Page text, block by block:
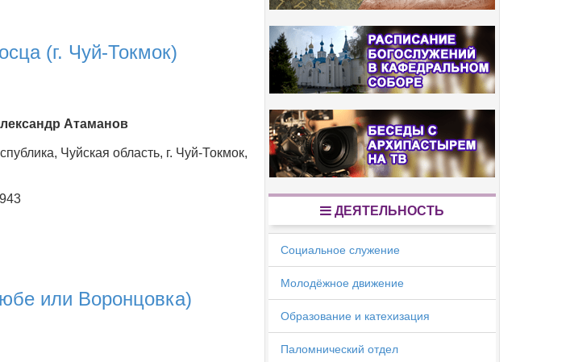
(г. Чуй-Токмок)
Атаманов
Чуйская область, г. Чуй-Токмок,
или Воронцовка)
ДЕЯТЕЛЬНОСТЬ
Социальное служение
Молодёжное движение
Образование и катехизация
Паломнический отдел